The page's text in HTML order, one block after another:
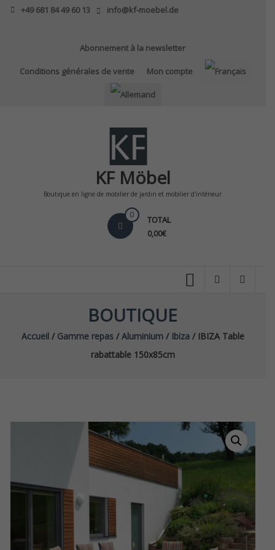
Skip
+49 681 84 49 60 13 info@kf-moebel.de
Abonnement à la newsletter
Conditions générales de vente Mon compte
KF Möbel
Boutique en ligne de mobilier de jardin et mobilier d'intérieur
0 TOTAL
0,00€
BOUTIQUE
Accueil/ Gamme repas/Aluminium/ Ibiza/ IBIZA Table
rabattable 150x85cm